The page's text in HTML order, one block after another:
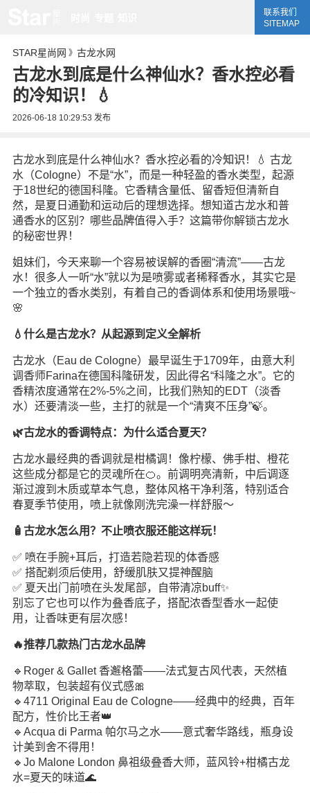
联系我们
SITEMAP
STAR星尚网 》 古龙水网
古龙水到底是什么神仙水？香水控必看
的冷知识！💧
2026-06-18 10:29:53 发布
古龙水到底是什么神仙水？香水控必看的冷知识 ！💧 古龙
水（Cologne）不是“水”，而是一种轻盈的香水类型，起源
于18世纪的德国科隆。它香精含量低、留香短但清新自
然，是夏日通勤和运动后的理想选择。想知道古龙水和普
通香水的区别？哪些品牌值得入手？这篇带你解锁古龙水
的秘密世界！
姐妹们，今天来聊一个容易被误解的香圈“清流”——古龙
水！很多人一听“水”就以为是喷雾或者稀释香水，其实它是
一个独立的香水类别，有着自己的香调体系和使用场景哦~
🌸
💧什么是古龙水？从起源到定义全解析
古龙水（Eau de Cologne）最早诞生于1709年，由意大利
调香师Farina在德国科隆研发，因此得名“科隆之水”。它的
香精浓度通常在2%-5%之间，比我们熟知的EDT（淡香
水）还要清淡一些，主打的就是一个“清爽不压身”🍃。
🌿古龙水的香调特点：为什么适合夏天？
古龙水最经典的香调就是柑橘调！像柠檬、佛手柑、橙花
这些成分都是它的灵魂所在🍊。前调明亮清新，中后调逐
渐过渡到木质或草本气息，整体风格干净利落，特别适合
春夏季节使用，喷上就像刚洗完澡一样舒服～
🧴古龙水怎么用？不止喷衣服还能这样玩！
✅ 喷在手腕+耳后，打造若隐若现的体香感
✅ 搭配剃须后使用，舒缓肌肤又提神醒脑
✅ 夏天出门前喷在头发尾部，自带清凉buff✨
别忘了它也可以作为叠香底子，搭配浓香型香水一起使
用，让香味更有层次感！
🔥推荐几款热门古龙水品牌
🔹Roger & Gallet 香邂格蕾——法式复古风代表，天然植
物萃取，包装超有仪式感🎀
🔹4711 Original Eau de Cologne——经典中的经典，百年
配方，性价比王者👑
🔹Acqua di Parma 帕尔马之水——意式奢华路线，瓶身设
计美到舍不得用！
🔹Jo Malone London 鼻祖级叠香大师，蓝风铃+柑橘古龙
水=夏天的味道🌊